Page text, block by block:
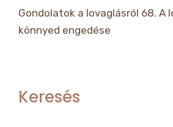
Gondolatok a lovaglásról 68. A
könnyed engedése
Keresés